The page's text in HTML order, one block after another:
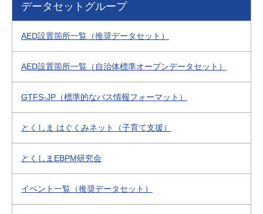
データセットグループ
AED設置箇所一覧（推奨データセット）
AED設置箇所一覧（自治体標準オープンデータセット）
GTFS-JP（標準的なバス情報フォーマット）
とくしま はぐくみネット（子育て支援）
とくしまEBPM研究会
イベント一覧（推奨データセット）